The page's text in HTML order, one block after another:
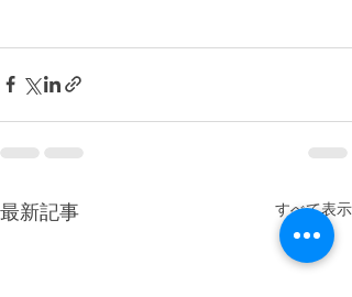
最新記事 すべて表示